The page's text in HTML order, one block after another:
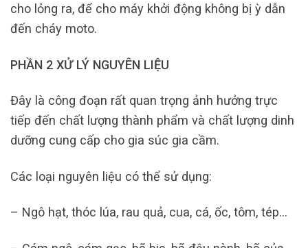
cho lỏng ra, để cho máy khởi động không bị ỳ dẫn
đến cháy moto.
PHẦN 2 XỬ LÝ NGUYÊN LIỆU
Đây là công đoạn rất quan trọng ảnh hưởng trực
tiếp đến chất lượng thành phẩm và chất lượng dinh
dưỡng cung cấp cho gia súc gia cầm.
Các loại nguyên liệu có thể sử dụng:
– Ngô hạt, thóc lúa, rau quả, cua, cá, ốc, tôm, tép…